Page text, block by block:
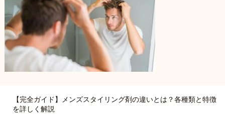
【完全ガイド】メンズスタイリング剤の違いとは？各種類と特徴
を詳しく解説